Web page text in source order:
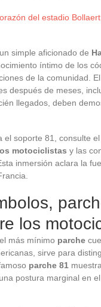
del estadio
simple aficionado de
íntimo de los
de la comunidad.
después de meses,
llegados, deben
soporte 81, consulte
motociclistas y las
inmersión aclara la
los
, el más mínimo parche
sirve para
parche 81
postura marginal en